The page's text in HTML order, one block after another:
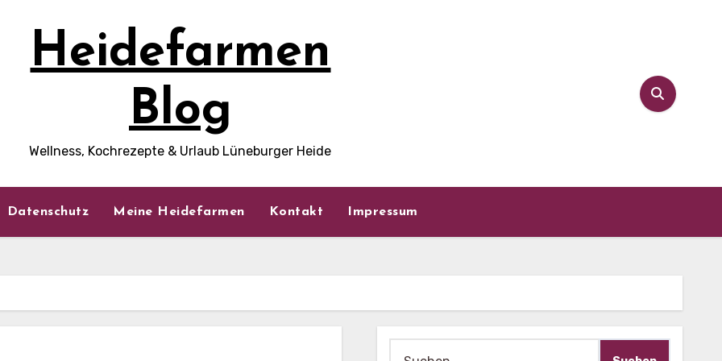
Heidefarmen
Blog
Wellness, Kochrezepte & Urlaub Lüneburger Heide
Datenschutz Meine Heidefarmen Kontakt Impressum